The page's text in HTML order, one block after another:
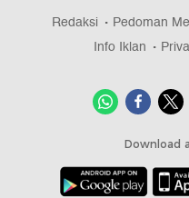
Redaksi Pedoman
Info Iklan
Download